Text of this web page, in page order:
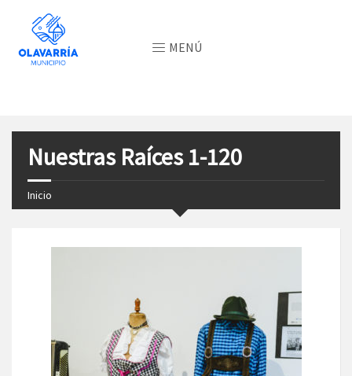
MENÚ
Nuestras Raíces 1-120
Inicio